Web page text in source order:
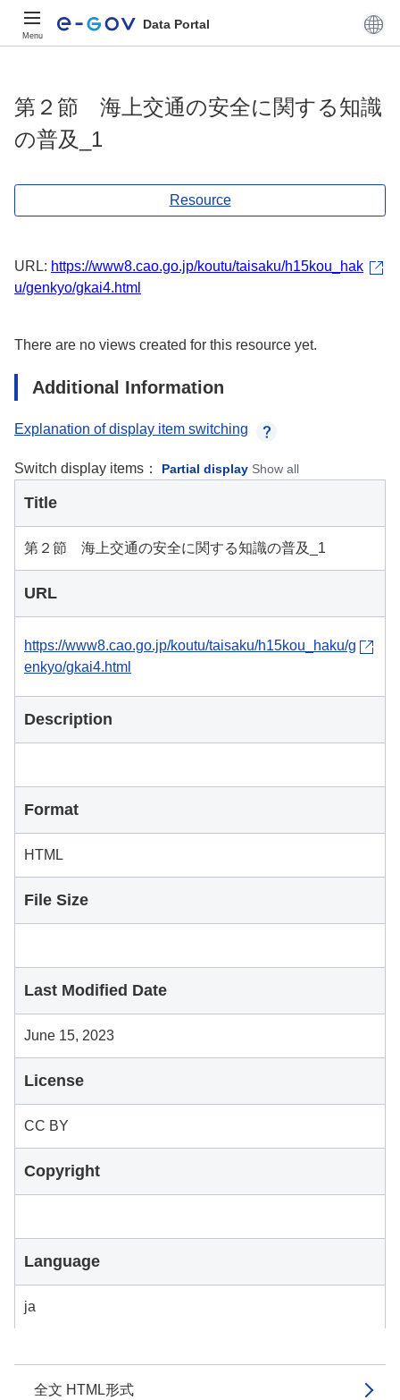
Menu
Data Portal
全文 HTML形式
第２節 海上交通の安全に関する知識
の普及_1
Resource
URL: https://www8.cao.go.jp/koutu/taisaku/h15kou_hak
u/genkyo/gkai4.html
There are no views created for this resource yet.
Additional Information
Explanation of display item switching
Switch display items： Partial display Show all
Title
第２節 海上交通の安全に関する知識の普及_1
URL
https://www8.cao.go.jp/koutu/taisaku/h15kou_haku/g
enkyo/gkai4.html
Description
Format
HTML
File Size
Last Modified Date
June 15, 2023
License
CC BY
Copyright
Language
ja